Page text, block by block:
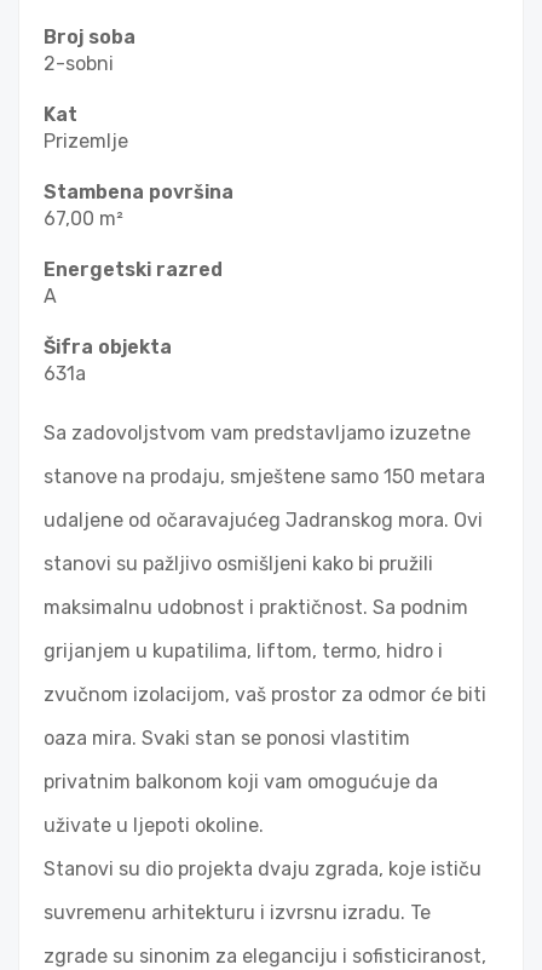
Broj soba
2-sobni
Kat
Prizemlje
Stambena površina
67,00 m²
Energetski razred
A
Šifra objekta
631a
Sa zadovoljstvom vam predstavljamo izuzetne
stanove na prodaju, smještene samo 150 metara
udaljene od očaravajućeg Jadranskog mora. Ovi
stanovi su pažljivo osmišljeni kako bi pružili
maksimalnu udobnost i praktičnost. Sa podnim
grijanjem u kupatilima, liftom, termo, hidro i
zvučnom izolacijom, vaš prostor za odmor će biti
oaza mira. Svaki stan se ponosi vlastitim
privatnim balkonom koji vam omogućuje da
uživate u ljepoti okoline.
Stanovi su dio projekta dvaju zgrada, koje ističu
suvremenu arhitekturu i izvrsnu izradu. Te
zgrade su sinonim za eleganciju i sofisticiranost,